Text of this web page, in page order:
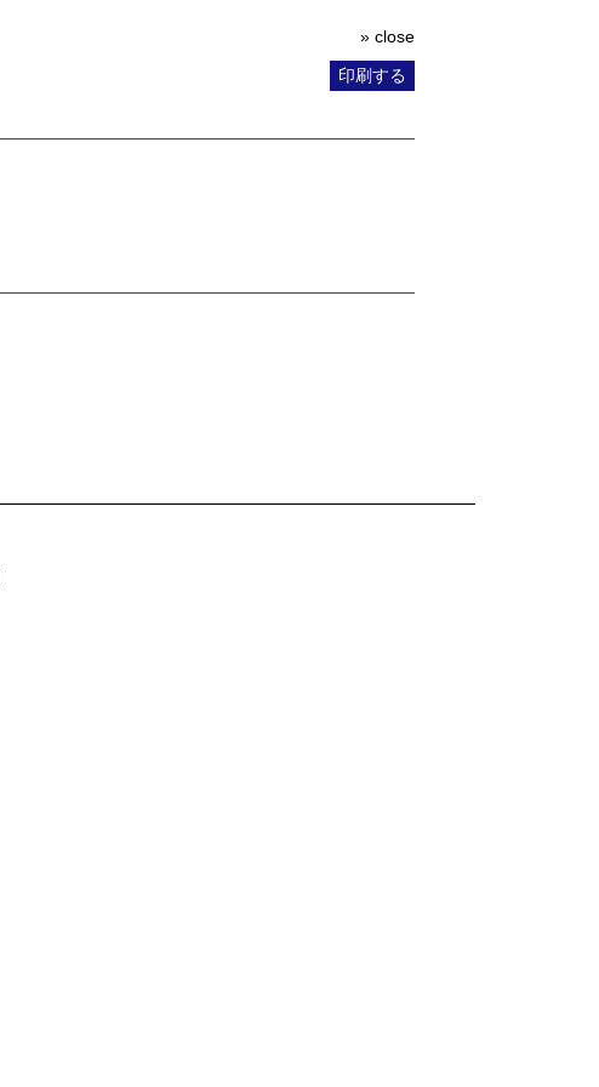
» close
印刷する